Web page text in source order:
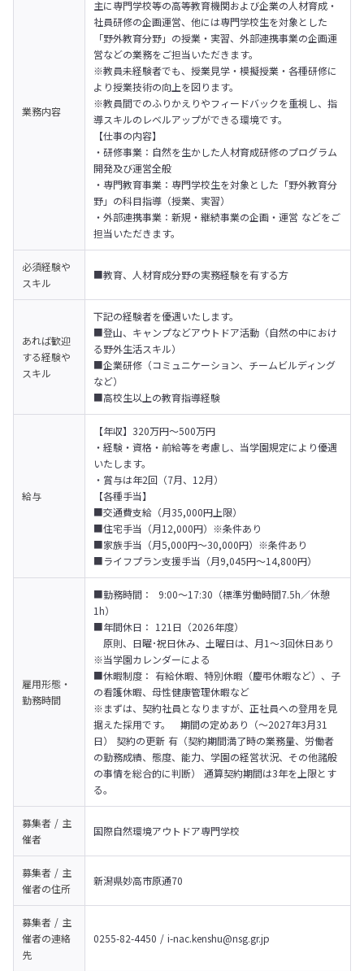
業務内容
主に専門学校等の高等教育機関および企業の人材育成・
社員研修の企画運営、他には専門学校生を対象とした
「野外教育分野」の授業・実習、外部連携事業の企画運
営などの業務をご担当いただきます。
※教員未経験者でも、授業見学・模擬授業・各種研修に
より授業技術の向上を図ります。
※教員間でのふりかえりやフィードバックを重視し、指
導スキルのレベルアップができる環境です。
【仕事の内容】
・研修事業：自然を生かした人材育成研修のプログラム
開発及び運営全般
・専門教育事業：専門学校生を対象とした「野外教育分
野」の科目指導（授業、実習）
・外部連携事業：新規・継続事業の企画・運営 などをご
担当いただきます。
必須経験や
スキル
■教育、人材育成分野の実務経験を有する方
あれば歓迎
する経験や
スキル
下記の経験者を優遇いたします。
■登山、キャンプなどアウトドア活動（自然の中におけ
る野外生活スキル）
■企業研修（コミュニケーション、チームビルディング
など）
■高校生以上の教育指導経験
給与
【年収】320万円～500万円
・経験・資格・前給等を考慮し、当学園規定により優遇
いたします。
・賞与は年2回（7月、12月）
【各種手当】
■交通費支給（月35,000円上限）
■住宅手当（月12,000円）※条件あり
■家族手当（月5,000円～30,000円）※条件あり
■ライフプラン支援手当（月9,045円～14,800円）
雇用形態・
勤務時間
■勤務時間：  9:00～17:30（標準労働時間7.5h／休憩
1h）
■年間休日： 121日（2026年度）
原則、日曜･祝日休み、土曜日は、月1～3回休日あり
※当学園カレンダーによる
■休暇制度： 有給休暇、特別休暇（慶弔休暇など）、子
の看護休暇、母性健康管理休暇など
※まずは、契約社員となりますが、正社員への登用を見
据えた採用です。　期間の定めあり（～2027年3月31
日） 契約の更新 有（契約期間満了時の業務量、労働者
の勤務成績、態度、能力、学園の経営状況、その他諸般
の事情を総合的に判断） 通算契約期間は3年を上限とす
る。
募集者 / 主
催者
国際自然環境アウトドア専門学校
募集者 / 主
催者の住所
新潟県妙高市原通70
募集者 / 主
催者の連絡
先
0255-82-4450 / i-nac.kenshu@nsg.gr.jp